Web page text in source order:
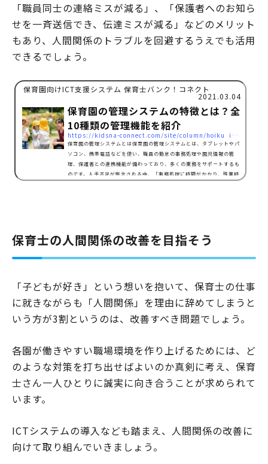
「職員同士の連絡ミスが減る」、「保護者へのお知ら
せを一斉送信でき、伝達ミスが減る」などのメリット
もあり、人間関係のトラブルを回避するうえでも活用
できるでしょう。
保育園向けICT支援システム 保育士バンク！コネクト
2021.03.04
保育園の管理システムの特徴とは？全
10種類の管理機能を紹介
https://kidsna-connect.com/site/column/hoiku_ict/5188
保育園の管理システムとは保育園の管理システムとは、タブレットやパ
ソコン、携帯電話などを使い、職員の勤怠の事務処理や園児情報の管
理、保護者との連携機能が備わっており、多くの業務をサポートするも
のです。人手不足が懸念される中、「事務処理に時間がかかり、残業時
保育士の人間関係の改善を目指そう
「子どもが好き」という想いを抱いて、保育士の仕事
に就きながらも「人間関係」を理由に辞めてしまうと
いう方が3割というのは、改善すべき問題でしょう。
各園が働きやすい職場環境を作り上げるためには、ど
のような対策を打ち出せばよいのか真剣に考え、保育
士さん一人ひとりに誠実に向き合うことが求められて
います。
ICTシステムの導入なども踏まえ、人間関係の改善に
向けて取り組んでいきましょう。